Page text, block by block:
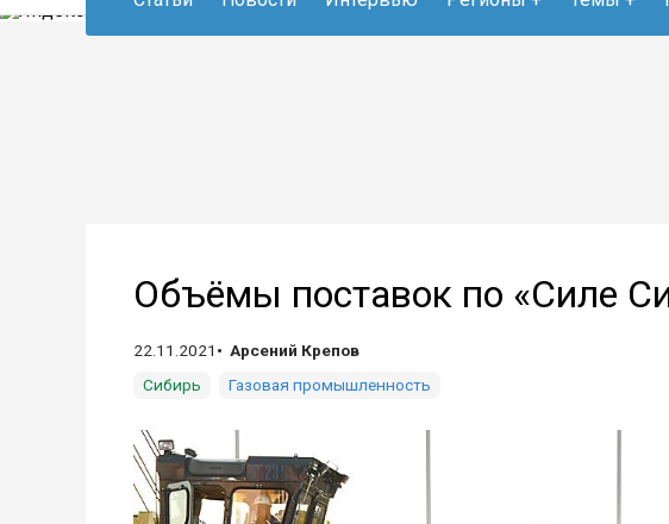
Объёмы поставок по «Силе
22.11.2021
Арсений Крепов
Сибирь
Газовая промышленность